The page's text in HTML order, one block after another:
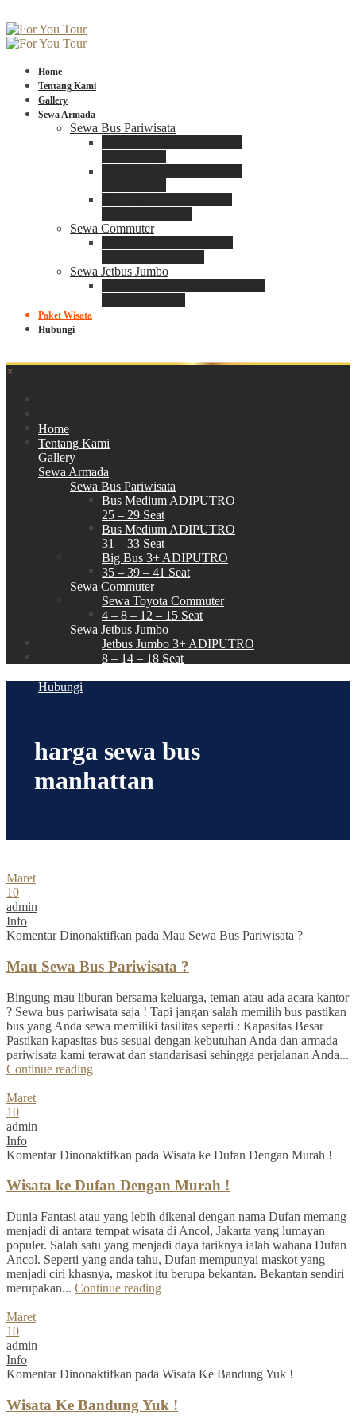
Home
Tentang Kami
Gallery
Sewa Armada
Sewa Bus Pariwisata
Sewa Commuter
Sewa Jetbus Jumbo
Paket Wisata
Hubungi
×
Home
Tentang Kami
Gallery
Sewa Armada
Sewa Bus Pariwisata
Bus Medium ADIPUTRO
25 – 29 Seat
Bus Medium ADIPUTRO
31 – 33 Seat
Big Bus 3+ ADIPUTRO
35 – 39 – 41 Seat
Sewa Commuter
Sewa Toyota Commuter
4 – 8 – 12 – 15 Seat
Sewa Jetbus Jumbo
Jetbus Jumbo 3+ ADIPUTRO
8 – 14 – 18 Seat
Hubungi
harga sewa bus
manhattan
Maret
10
admin
Info
Komentar Dinonaktifkan pada Mau Sewa Bus Pariwisata ?
Mau Sewa Bus Pariwisata ?
Bingung mau liburan bersama keluarga, teman atau ada acara kantor
? Sewa bus pariwisata saja ! Tapi jangan salah memilih bus pastikan
bus yang Anda sewa memiliki fasilitas seperti : Kapasitas Besar
Pastikan kapasitas bus sesuai dengan kebutuhan Anda dan armada
pariwisata kami terawat dan standarisasi sehingga perjalanan Anda...
Continue reading
Maret
10
admin
Info
Komentar Dinonaktifkan pada Wisata ke Dufan Dengan Murah !
Wisata ke Dufan Dengan Murah !
Dunia Fantasi atau yang lebih dikenal dengan nama Dufan memang
menjadi di antara tempat wisata di Ancol, Jakarta yang lumayan
populer. Salah satu yang menjadi daya tariknya ialah wahana Dufan
Ancol. Seperti yang anda tahu, Dufan mempunyai maskot yang
menjadi ciri khasnya, maskot itu berupa bekantan. Bekantan sendiri
merupakan... Continue reading
Maret
10
admin
Info
Komentar Dinonaktifkan pada Wisata Ke Bandung Yuk !
Wisata Ke Bandung Yuk !